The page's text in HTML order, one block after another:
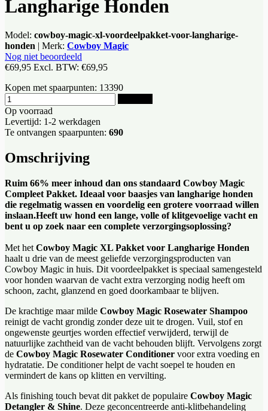
Langharige Honden
Model: cowboy-magic-xl-voordeelpakket-voor-langharige-
honden | Merk: Cowboy Magic
Nog niet beoordeeld
€69,95 Excl. BTW: €69,95
Kopen met spaarpunten: 13390
Op voorraad
Levertijd: 1-2 werkdagen
Te ontvangen spaarpunten: 690
Omschrijving
Ruim 66% meer inhoud dan ons standaard Cowboy Magic
Compleet Pakket. Ideaal voor baasjes van langharige honden
die regelmatig wassen en voordelig een grotere voorraad willen
inslaan.Heeft uw hond een lange, volle of klitgevoelige vacht en
bent u op zoek naar een complete verzorgingsoplossing?
Met het Cowboy Magic XL Pakket voor Langharige Honden
haalt u drie van de meest geliefde verzorgingsproducten van
Cowboy Magic in huis. Dit voordeelpakket is speciaal samengesteld
voor honden waarvan de vacht extra verzorging nodig heeft om
schoon, zacht, glanzend en goed doorkambaar te blijven.
De krachtige maar milde Cowboy Magic Rosewater Shampoo
reinigt de vacht grondig zonder deze uit te drogen. Vuil, stof en
ongewenste geurtjes worden effectief verwijderd, terwijl de
natuurlijke zachtheid van de vacht behouden blijft. Vervolgens zorgt
de Cowboy Magic Rosewater Conditioner voor extra voeding en
hydratatie. De conditioner helpt de vacht soepel te houden en
vermindert de kans op klitten en vervilting.
Als finishing touch bevat dit pakket de populaire Cowboy Magic
Detangler & Shine. Deze geconcentreerde anti-klitbehandeling